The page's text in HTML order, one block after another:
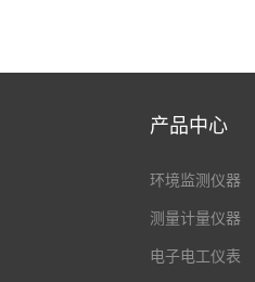
产品中心
环境监测仪器
测量计量仪器
电子电工仪表